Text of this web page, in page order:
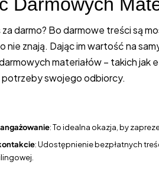
darmo? Bo darmowe treści są
nie znają. Dając im wartość na
materiałów – takich jak
potrzeby swojego odbiorcy.
: To idealna okazja, by
: Udostępnienie bezpłatnych